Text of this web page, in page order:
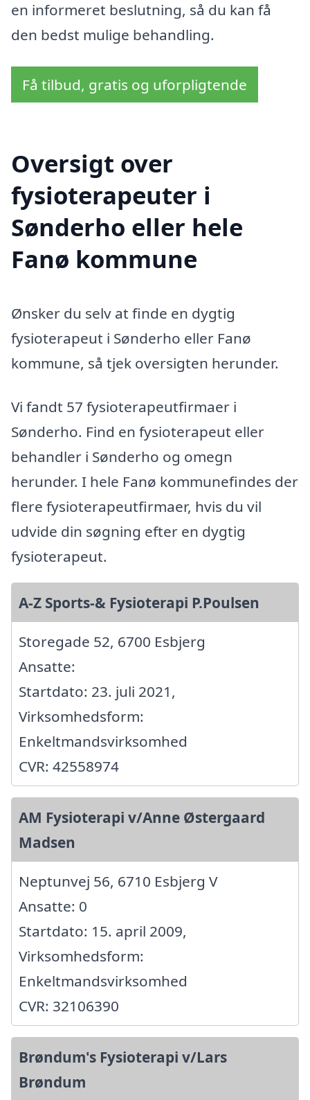
en informeret beslutning, så du kan få
den bedst mulige behandling.
Få tilbud, gratis og uforpligtende
Oversigt over
fysioterapeuter i
Sønderho eller hele
Fanø kommune
Ønsker du selv at finde en dygtig
fysioterapeut i Sønderho eller Fanø
kommune, så tjek oversigten herunder.
Vi fandt 57 fysioterapeutfirmaer i
Sønderho. Find en fysioterapeut eller
behandler i Sønderho og omegn
herunder. I hele Fanø kommunefindes der
flere fysioterapeutfirmaer, hvis du vil
udvide din søgning efter en dygtig
fysioterapeut.
A-Z Sports-& Fysioterapi P.Poulsen
Storegade 52, 6700 Esbjerg
Ansatte:
Startdato: 23. juli 2021,
Virksomhedsform:
Enkeltmandsvirksomhed
CVR: 42558974
AM Fysioterapi v/Anne Østergaard
Madsen
Neptunvej 56, 6710 Esbjerg V
Ansatte: 0
Startdato: 15. april 2009,
Virksomhedsform:
Enkeltmandsvirksomhed
CVR: 32106390
Brøndum's Fysioterapi v/Lars
Brøndum